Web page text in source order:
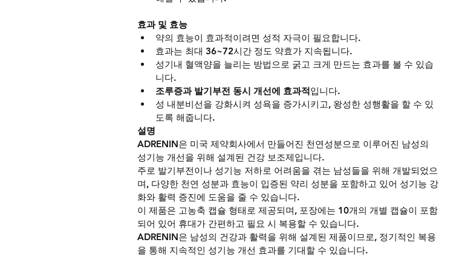
효과 및 효능
약의 효능이 효과적이려면 성적 자극이 필요합니다.
효과는 최대 36~72시간 정도 약효가 지속됩니다.
성기내 혈액양을 늘리는 방법으로 굵고 크게 만드는 효과를 볼 수 있습
니다.
조루증과 발기부전 동시 개선에 효과적입니다.
성 내분비선을 강화시켜 성욕을 증가시키고, 왕성한 성행활을 할 수 있
도록 해줍니다.
설명
ADRENIN은 미국 제약회사에서 만들어진 천연성분으로 이루어진 남성의
성기능 개선을 위해 설계된 건강 보조제입니다.
주로 발기부전이나 성기능 저하로 어려움을 겪는 남성들을 위해 개발되었으
며, 다양한 천연 성분과 효능이 입증된 약리 성분을 포함하고 있어 성기능 강
화와 활력 증진에 도움을 줄 수 있습니다.
이 제품은 고농축 캡슐 형태로 제공되며, 포장에는 10개의 개별 캡슐이 포함
되어 있어 휴대가 간편하고 필요 시 복용할 수 있습니다.
ADRENIN은 남성의 건강과 활력을 위해 설계된 제품이므로, 정기적인 복용
을 통해 지속적인 성기능 개선 효과를 기대할 수 있습니다.